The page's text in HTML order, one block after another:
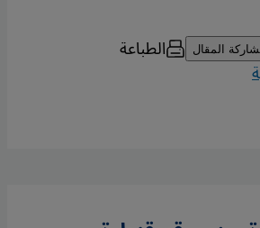
المقال الطباعة